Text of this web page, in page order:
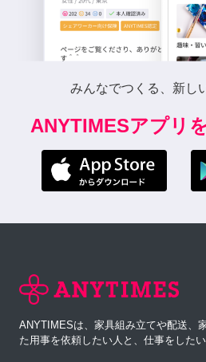
みんなでつくる、新し
ANYTIMESアプリ
ANYTIMESは、家具組み立てや配送、
た用事を依頼したい人と、仕事をした